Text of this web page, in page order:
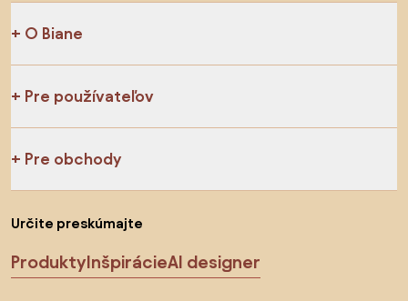
O Biane
Pre používateľov
Pre obchody
Určite preskúmajte
ProduktyInšpirácieAI designer